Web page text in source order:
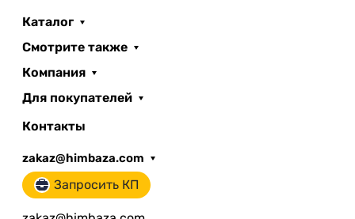
Каталог
Смотрите также
Компания
Для покупателей
Контакты
zakaz@himbaza.com
Запросить КП